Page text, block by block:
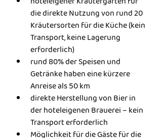
die direkte Nutzung von rund 20
Kräutersorten für die Küche (kein
Transport, keine Lagerung
erforderlich)
rund 80% der Speisen und
Getränke haben eine kürzere
Anreise als 50 km
direkte Herstellung von Bier in
der hoteleigenen Brauerei – kein
Transport erforderlich
Möglichkeit für die Gäste für die